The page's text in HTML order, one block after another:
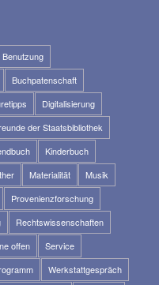
Benutzung
Buchpatenschaft
Digitalisierung
der Staatsbibliothek
Kinderbuch
Materialität
Musik
Provenienzforschung
Rechtswissenschaften
offen
Service
Werkstattgespräch